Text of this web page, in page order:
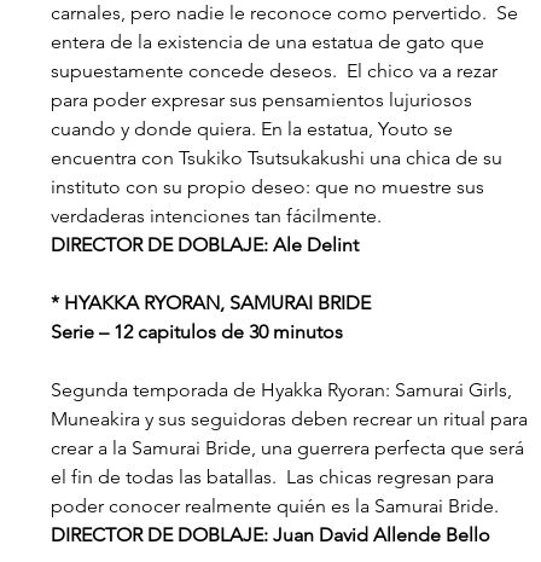
carnales, pero nadie le reconoce como pervertido.  Se
entera de la existencia de una estatua de gato que
supuestamente concede deseos.  El chico va a rezar
para poder expresar sus pensamientos lujuriosos
cuando y donde quiera. En la estatua, Youto se
encuentra con Tsukiko Tsutsukakushi una chica de su
instituto con su propio deseo: que no muestre sus
verdaderas intenciones tan fácilmente.
DIRECTOR DE DOBLAJE: Ale Delint
* HYAKKA RYORAN, SAMURAI BRIDE
Serie – 12 capitulos de 30 minutos
Segunda temporada de Hyakka Ryoran: Samurai Girls,
Muneakira y sus seguidoras deben recrear un ritual para
crear a la Samurai Bride, una guerrera perfecta que será
el fin de todas las batallas.  Las chicas regresan para
poder conocer realmente quién es la Samurai Bride.
DIRECTOR DE DOBLAJE: Juan David Allende Bello